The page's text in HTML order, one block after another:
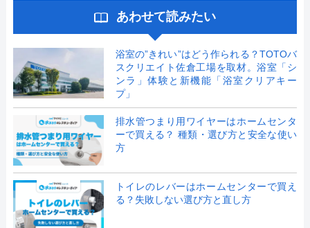
あわせて読みたい
浴室の”きれい”はどう作られる？TOTOバ
スクリエイト佐倉工場を取材。浴室「シ
ンラ」体験と新機能「浴室クリアキー
プ」
排水管つまり用ワイヤーはホームセンタ
ーで買える？ 種類・選び方と安全な使い
方
トイレのレバーはホームセンターで買え
る？失敗しない選び方と直し方